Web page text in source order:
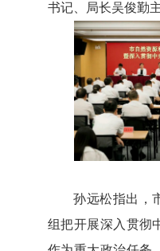
书记、局长吴俊勤
孙远松指出，市
组把开展深入贯彻